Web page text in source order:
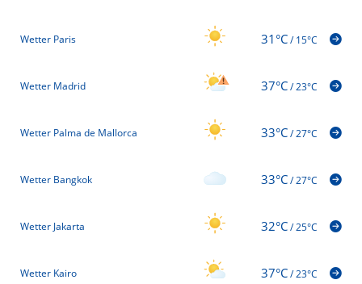
Wetter Paris 31°C/15°C
Wetter Madrid 37°C/23°C
Wetter Palma de Mallorca 33°C/27°C
Wetter Bangkok 33°C/27°C
Wetter Jakarta 32°C/25°C
Wetter Kairo 37°C/23°C